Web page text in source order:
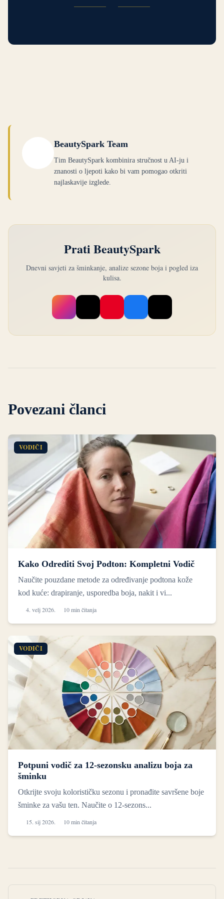
BeautySpark Team
Tim BeautySpark kombinira stručnost u AI-ju i
znanosti o ljepoti kako bi vam pomogao otkriti
najlaskavije izglede.
Prati BeautySpark
Dnevni savjeti za šminkanje, analize sezone boja i pogled iza
kulisa.
Povezani članci
VODIČI
Kako Odrediti Svoj Podton: Kompletni Vodič
Naučite pouzdane metode za određivanje podtona kože
kod kuće: drapiranje, usporedba boja, nakit i vi...
4. velj 2026. 10 min čitanja
VODIČI
Potpuni vodič za 12-sezonsku analizu boja za
šminku
Otkrijte svoju kolorističku sezonu i pronađite savršene boje
šminke za vašu ten. Naučite o 12-sezons...
15. sij 2026. 10 min čitanja